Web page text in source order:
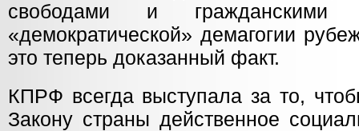
свободами и гражданскими
«демократической» демагогии
это теперь доказанный факт.
КПРФ всегда выступала за то,
Закону страны действенное